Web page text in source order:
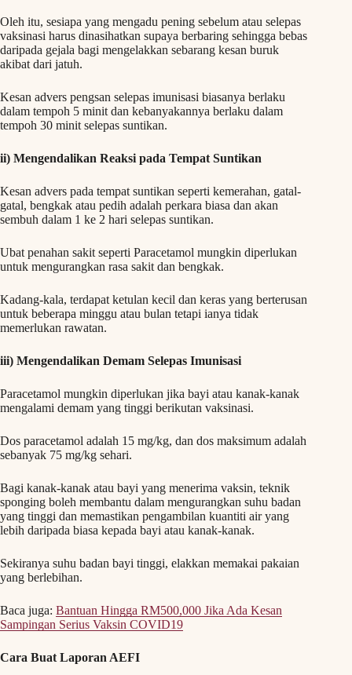
Oleh itu, sesiapa yang mengadu pening sebelum atau selepas
vaksinasi harus dinasihatkan supaya berbaring sehingga bebas
daripada gejala bagi mengelakkan sebarang kesan buruk
akibat dari jatuh.
Kesan advers pengsan selepas imunisasi biasanya berlaku
dalam tempoh 5 minit dan kebanyakannya berlaku dalam
tempoh 30 minit selepas suntikan.
ii) Mengendalikan Reaksi pada Tempat Suntikan
Kesan advers pada tempat suntikan seperti kemerahan, gatal-
gatal, bengkak atau pedih adalah perkara biasa dan akan
sembuh dalam 1 ke 2 hari selepas suntikan.
Ubat penahan sakit seperti Paracetamol mungkin diperlukan
untuk mengurangkan rasa sakit dan bengkak.
Kadang-kala, terdapat ketulan kecil dan keras yang berterusan
untuk beberapa minggu atau bulan tetapi ianya tidak
memerlukan rawatan.
iii) Mengendalikan Demam Selepas Imunisasi
Paracetamol mungkin diperlukan jika bayi atau kanak-kanak
mengalami demam yang tinggi berikutan vaksinasi.
Dos paracetamol adalah 15 mg/kg, dan dos maksimum adalah
sebanyak 75 mg/kg sehari.
Bagi kanak-kanak atau bayi yang menerima vaksin, teknik
sponging boleh membantu dalam mengurangkan suhu badan
yang tinggi dan memastikan pengambilan kuantiti air yang
lebih daripada biasa kepada bayi atau kanak-kanak.
Sekiranya suhu badan bayi tinggi, elakkan memakai pakaian
yang berlebihan.
Baca juga: Bantuan Hingga RM500,000 Jika Ada Kesan
Sampingan Serius Vaksin COVID19
Cara Buat Laporan AEFI